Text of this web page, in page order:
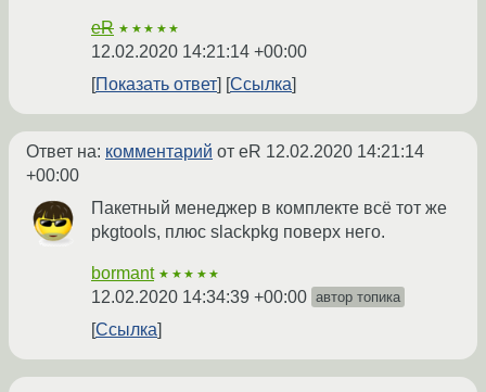
eR ★★★★★
12.02.2020 14:21:14 +00:00
Показать ответ
Ссылка
Ответ на: комментарий от eR 12.02.2020 14:21:14
+00:00
Пакетный менеджер в комплекте всё тот же
pkgtools, плюс slackpkg поверх него.
bormant ★★★★★
12.02.2020 14:34:39 +00:00 автор топика
Ссылка